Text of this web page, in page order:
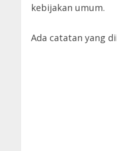
kebijakan umum.
Ada catatan yang